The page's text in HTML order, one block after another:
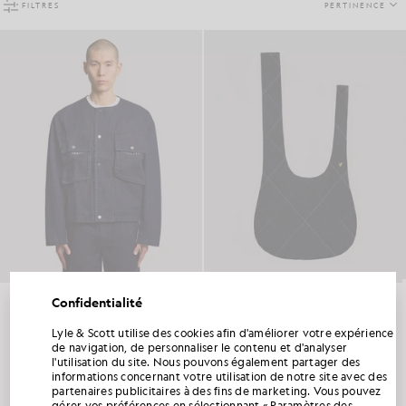
FILTRES PERTINENCE
Veste en jean à contrastes
LYLE & SCOTT ESME MARSH
2 s sur les produits 2
Confidentialité
Lyle & Scott utilise des cookies afin d'améliorer votre expérience
de navigation, de personnaliser le contenu et d'analyser
l'utilisation du site. Nous pouvons également partager des
informations concernant votre utilisation de notre site avec des
partenaires publicitaires à des fins de marketing. Vous pouvez
BÉNÉFICIEZ DE 15 % DE RÉDUCTION SUR
VOTRE PREMIÈRE COMMANDE
Rejoignez le Club Lyle & Scott et soyez parmi les premiers à découvrir les nouveautés
de la saison, les collaborations et les soldes saisonniers réservés aux membres, ainsi